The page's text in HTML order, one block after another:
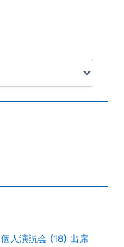
個人演説会 (18) 出席